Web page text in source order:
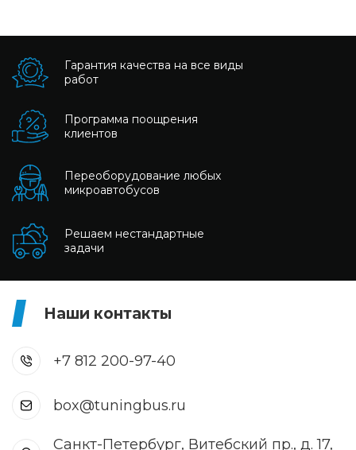
Гарантия качества на все виды
работ
Программа поощрения
клиентов
Переоборудование любых
микроавтобусов
Решаем нестандартные
задачи
Наши контакты
+7 812 200-97-40
box@tuningbus.ru
Санкт-Петербург, Витебский пр., д. 17,